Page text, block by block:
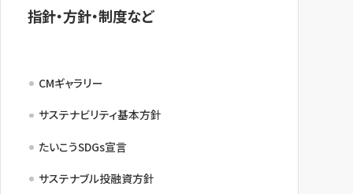
たいこうでんさいサービス
Taiko Big Advance
指針・方針・制度など
CMギャラリー
サステナビリティ基本方針
たいこうSDGs宣言
サステナブル投融資方針